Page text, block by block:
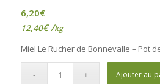
6,20€
12,40€ /kg
Miel Le Rucher de Bonnevalle – Pot
Ajouter au